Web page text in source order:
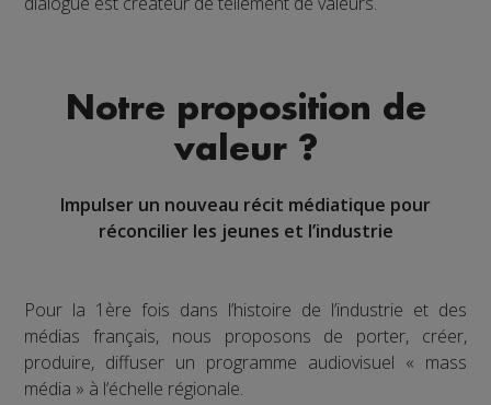
Notre proposition de
valeur ?
Impulser un nouveau récit médiatique pour
réconcilier les jeunes et l’industrie
Pour la 1ère fois dans l’histoire de l’industrie et des
médias français, nous proposons de porter, créer,
produire, diffuser un programme audiovisuel « mass
média » à l’échelle régionale.